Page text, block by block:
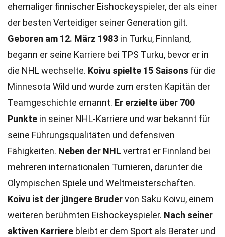
ehemaliger finnischer Eishockeyspieler, der als einer
der besten Verteidiger seiner Generation gilt.
Geboren am 12. März 1983 in Turku, Finnland,
begann er seine Karriere bei TPS Turku, bevor er in
die NHL wechselte. Koivu spielte 15 Saisons für die
Minnesota Wild und wurde zum ersten Kapitän der
Teamgeschichte ernannt. Er erzielte über 700
Punkte in seiner NHL-Karriere und war bekannt für
seine Führungsqualitäten und defensiven
Fähigkeiten. Neben der NHL vertrat er Finnland bei
mehreren internationalen Turnieren, darunter die
Olympischen Spiele und Weltmeisterschaften.
Koivu ist der jüngere Brudervon Saku Koivu, einem
weiteren berühmten Eishockeyspieler. Nach seiner
aktiven Karriere bleibt er dem Sport als Berater und